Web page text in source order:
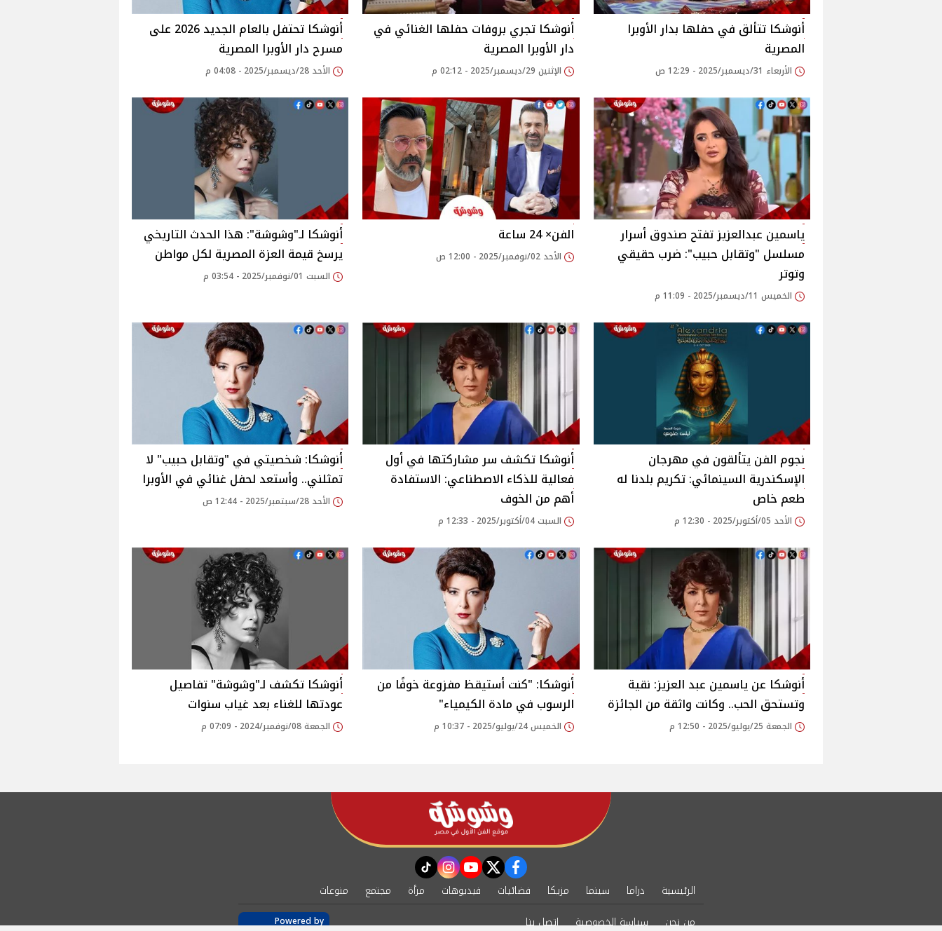
أنوشكا تتألق في حفلها بدار الأوبرا
المصرية
الأربعاء 31/ديسمبر/2025 - 12:29 ص
أنوشكا تجري بروفات حفلها الغنائي في
دار الأوبرا المصرية
الإثنين 29/ديسمبر/2025 - 02:12 م
أنوشكا تحتفل بالعام الجديد 2026 على
مسرح دار الأوبرا المصرية
الأحد 28/ديسمبر/2025 - 04:08 م
ياسمين عبدالعزيز تفتح صندوق أسرار
مسلسل "وتقابل حبيب": ضرب حقيقي
وتوتر
الخميس 11/ديسمبر/2025 - 11:09 م
الفن× 24 ساعة
الأحد 02/نوفمبر/2025 - 12:00 ص
أنوشكا لـ"وشوشة": هذا الحدث التاريخي
يرسخ قيمة العزة المصرية لكل مواطن
السبت 01/نوفمبر/2025 - 03:54 م
نجوم الفن يتألقون في مهرجان
الإسكندرية السينمائي: تكريم بلدنا له
طعم خاص
الأحد 05/أكتوبر/2025 - 12:30 م
أنوشكا تكشف سر مشاركتها في أول
فعالية للذكاء الاصطناعي: الاستفادة
أهم من الخوف
السبت 04/أكتوبر/2025 - 12:33 م
أنوشكا: شخصيتي في "وتقابل حبيب" لا
تمثلني.. وأستعد لحفل غنائي في الأوبرا
الأحد 28/سبتمبر/2025 - 12:44 ص
أنوشكا عن ياسمين عبد العزيز: نقية
وتستحق الحب.. وكانت واثقة من الجائزة
الجمعة 25/يوليو/2025 - 12:50 م
أنوشكا: "كنت أستيقظ مفزوعة خوفًا من
الرسوب في مادة الكيمياء"‎
الخميس 24/يوليو/2025 - 10:37 م
أنوشكا تكشف لـ"وشوشة" تفاصيل
عودتها للغناء بعد غياب سنوات‎
الجمعة 08/نوفمبر/2024 - 07:09 م
facebook
twitter
youtube
instagram
tiktok
الرئيسية دراما سينما مزيكا فضائيات فيديوهات مرأة مجتمع
منوعات
من نحن
سياسة الخصوصية اتصل بنا Powered by